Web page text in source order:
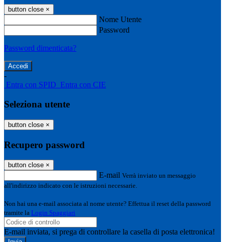
button close ×
Nome Utente
Password
Password dimenticata?
-
Entra con SPID Entra con CIE
Seleziona utente
button close ×
Recupero password
button close ×
E-mail Verrà inviato un messaggio
all'indirizzo indicato con le istruzioni necessarie.
Non hai una e-mail associata al nome utente? Effettua il reset della password
tramite la Login Spaggiari
E-mail inviata, si prega di controllare la casella di posta elettronica!